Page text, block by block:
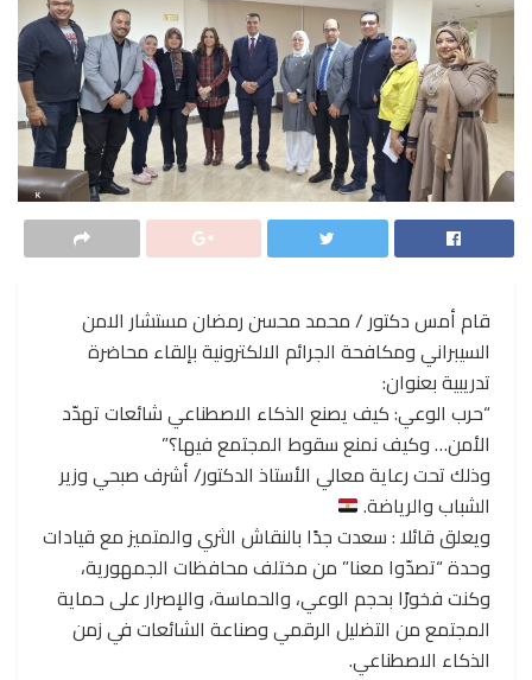
قام أمس دكتور / محمد محسن رمضان مستشار الامن
السيبراني ومكافحة الجرائم الالكترونية بإلقاء محاضرة
تدريبية بعنوان:
“حرب الوعي: كيف يصنع الذكاء الاصطناعي شائعات تهدّد
الأمن… وكيف نمنع سقوط المجتمع فيها؟”
وذلك تحت رعاية معالي الأستاذ الدكتور/ أشرف صبحي وزير
الشباب والرياضة.
ويعلق قائلا : سعدت جدًا بالنقاش الثري والمتميز مع قيادات
وحدة “تصدّوا معنا” من مختلف محافظات الجمهورية،
وكنت فخورًا بحجم الوعي، والحماسة، والإصرار على حماية
المجتمع من التضليل الرقمي وصناعة الشائعات في زمن
الذكاء الاصطناعي.